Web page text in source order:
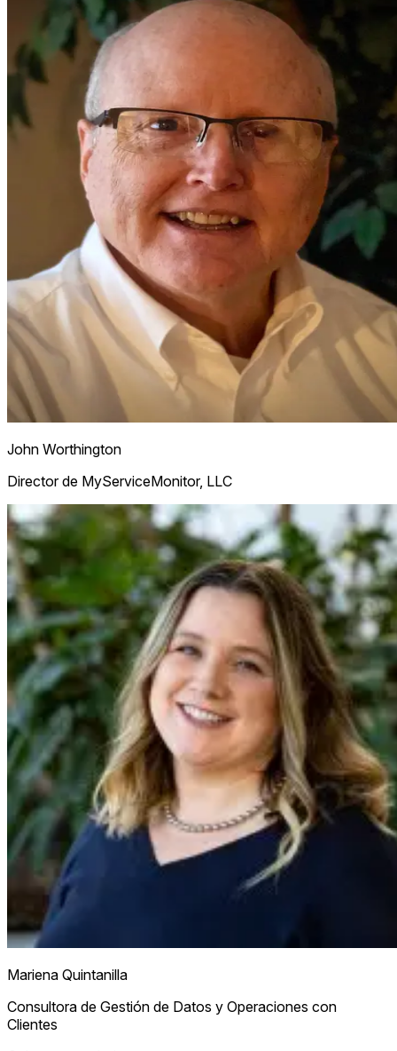
John Worthington
Director de MyServiceMonitor, LLC
Mariena Quintanilla
Consultora de Gestión de Datos y Operaciones con
Clientes